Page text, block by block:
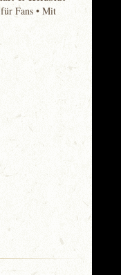
Fans • Mit